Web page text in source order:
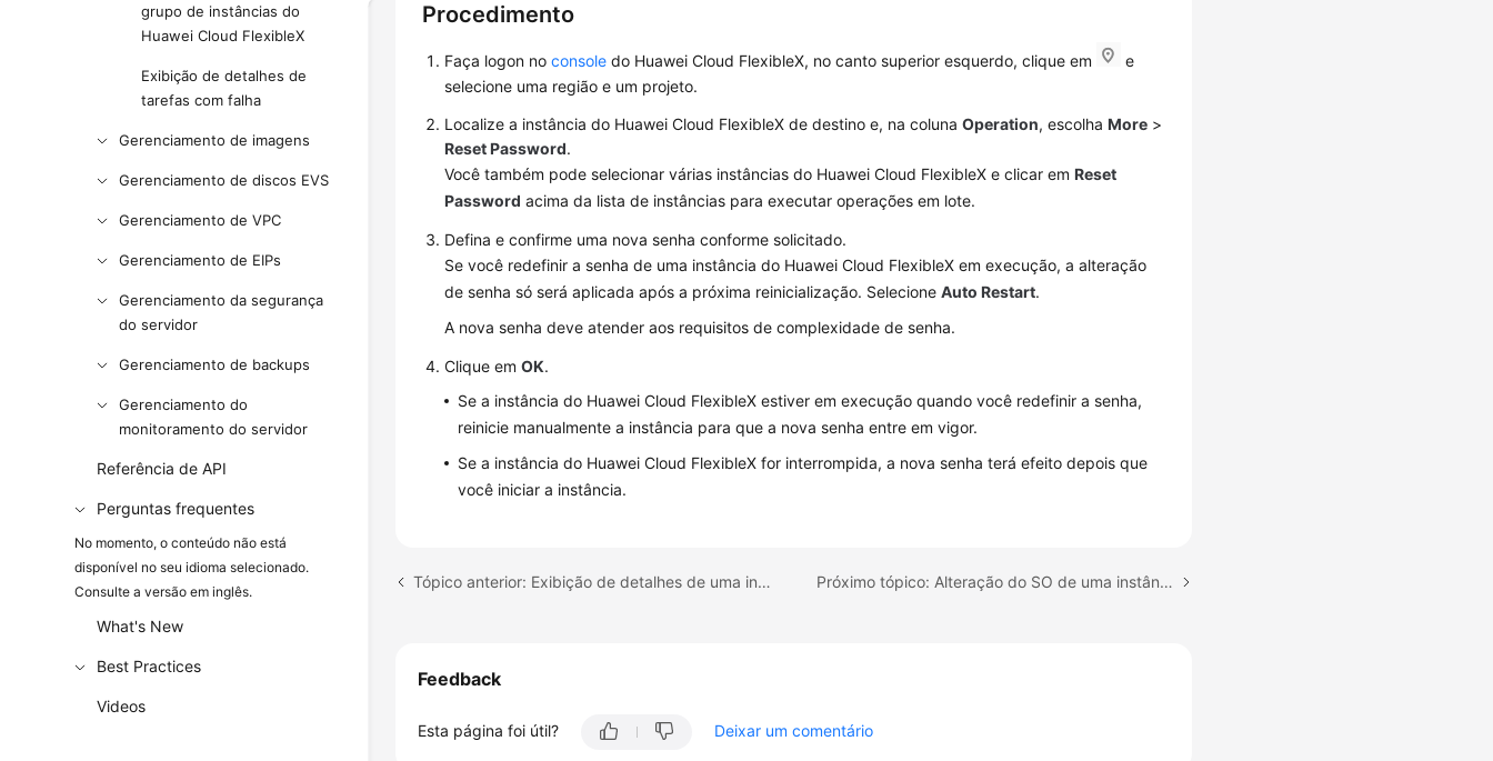
grupo de instâncias do
Huawei Cloud FlexibleX
Exibição de detalhes de
tarefas com falha
Gerenciamento de imagens
Gerenciamento de discos EVS
Gerenciamento de VPC
Gerenciamento de EIPs
Gerenciamento da segurança
do servidor
Gerenciamento de backups
Gerenciamento do
monitoramento do servidor
Referência de API
Perguntas frequentes
No momento, o conteúdo não está
disponível no seu idioma selecionado.
Consulte a versão em inglês.
What's New
Best Practices
Videos
Procedimento
Faça logon noconsole do Huawei Cloud FlexibleX, no canto superior esquerdo, clique em
e
selecione uma região e um projeto.
Localize a instância do Huawei Cloud FlexibleX de destino e, na colunaOperation, escolhaMore >
Reset Password.
Você também pode selecionar várias instâncias do Huawei Cloud FlexibleX e clicar emReset
Password acima da lista de instâncias para executar operações em lote.
Defina e confirme uma nova senha conforme solicitado.
Se você redefinir a senha de uma instância do Huawei Cloud FlexibleX em execução, a alteração
de senha só será aplicada após a próxima reinicialização. SelecioneAuto Restart.
A nova senha deve atender aos requisitos de complexidade de senha.
Clique emOK.
Se a instância do Huawei Cloud FlexibleX estiver em execução quando você redefinir a senha,
reinicie manualmente a instância para que a nova senha entre em vigor.
Se a instância do Huawei Cloud FlexibleX for interrompida, a nova senha terá efeito depois que
você iniciar a instância.
Tópico anterior: Exibição de detalhes de uma instância do Huawei Cloud FlexibleX Próximo tópico: Alteração do SO de uma instância do Huawei Cloud FlexibleX
Feedback
Esta página foi útil? Deixar um comentário